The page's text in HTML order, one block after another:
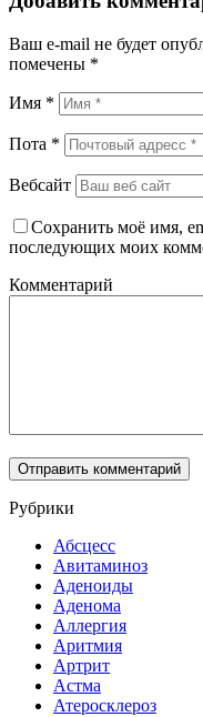
Ваш e-mail не будет
помечены *
Имя *
Пота *
Вебсайт
Сохранить моё имя,
последующих моих
Комментарий
Рубрики
Абсцесс
Авитаминоз
Аденоиды
Аденома
Аллергия
Аритмия
Артрит
Астма
Атеросклероз